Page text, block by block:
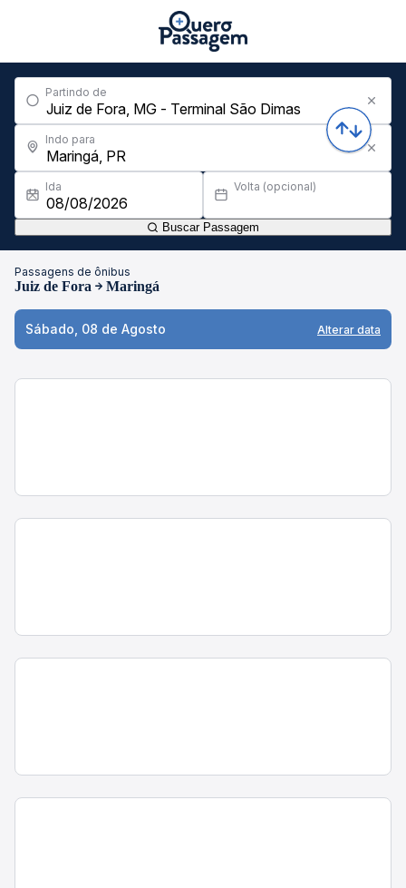
Partindo de
Indo para
Ida Volta (opcional)
Buscar Passagem
Passagens de ônibus
Juiz de Fora Maringá
Sábado, 08 de Agosto Alterar data